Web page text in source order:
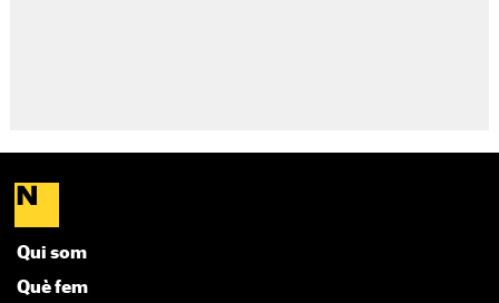
Qui som
Què fem